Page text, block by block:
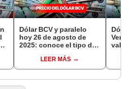
Dólar BCV y paralelo
hoy 26 de agosto de
2025: conoce el tipo de
Banco Central de
Venezuela
LEER MÁS
valor